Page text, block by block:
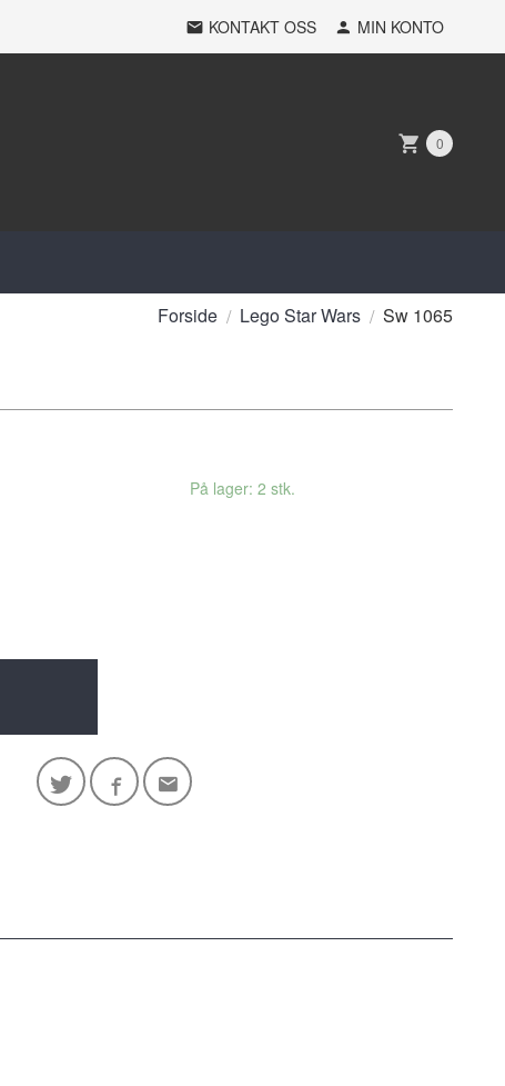
KONTAKT OSS MIN KONTO
0
Forside Lego Star Wars Sw 1065
På lager: 2 stk.